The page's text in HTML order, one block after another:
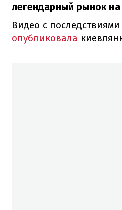
легендарный рынок
Видео с
опубликовала